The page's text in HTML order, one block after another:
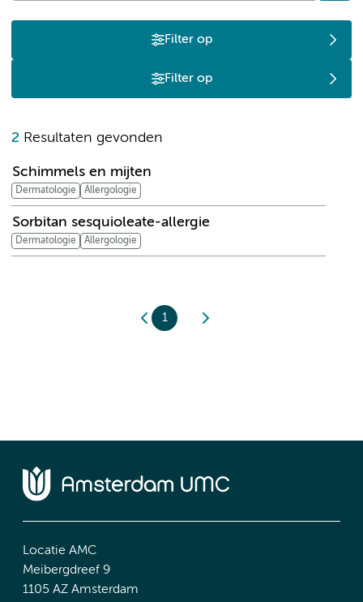
Filter op
Filter op
2 Resultaten gevonden
Schimmels en mijten
Dermatologie Allergologie
Sorbitan sesquioleate-allergie
Dermatologie Allergologie
1
Locatie AMC
Meibergdreef 9
1105 AZ Amsterdam